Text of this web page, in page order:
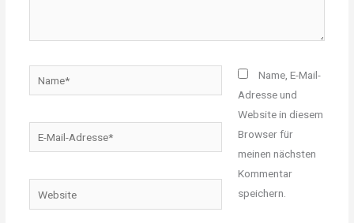
Mail-
Website
Name, E-Mail-
Adresse und
Website in diesem
Browser für
meinen nächsten
Kommentar
speichern.